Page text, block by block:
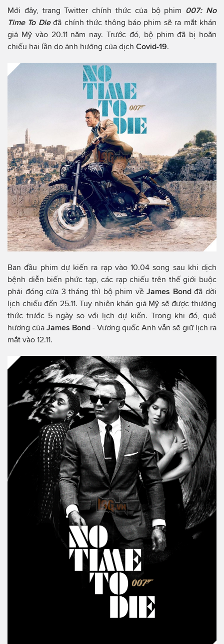
Mới đây, trang Twitter chính thức của bộ phim 007: No
Time To Dieđã chính thức thông báo phim sẽ ra mắt khán
giả Mỹ vào 20.11 năm nay. Trước đó, bộ phim đã bị hoãn
chiếu hai lần do ảnh hưởng của dịch Covid-19.
Ban đầu phim dự kiến ra rạp vào 10.04 song sau khi dịch
bệnh diễn biến phức tạp, các rạp chiếu trên thế giới buộc
phải đóng cửa 3 tháng thì bộ phim vềJames Bondđã dời
lịch chiếu đến 25.11. Tuy nhiên khán giả Mỹ sẽ được thưởng
thức trước 5 ngày so với lịch dự kiến. Trong khi đó, quê
hương của James Bond - Vương quốc Anh vẫn sẽ giữ lịch ra
mắt vào 12.11.